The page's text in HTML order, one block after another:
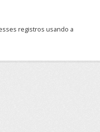
registros usando a